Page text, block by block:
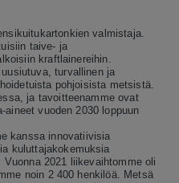
valmistaja.
taive- ja
kraftlainereihin.
turvallinen ja
pohjoisista metsistä.
ja tavoitteenamme ovat
vuoden 2030 loppuun
kanssa innovatiivisia
kuluttajakokemuksia
2021 liikevaihtomme oli
noin 2 400 henkilöä. Metsä